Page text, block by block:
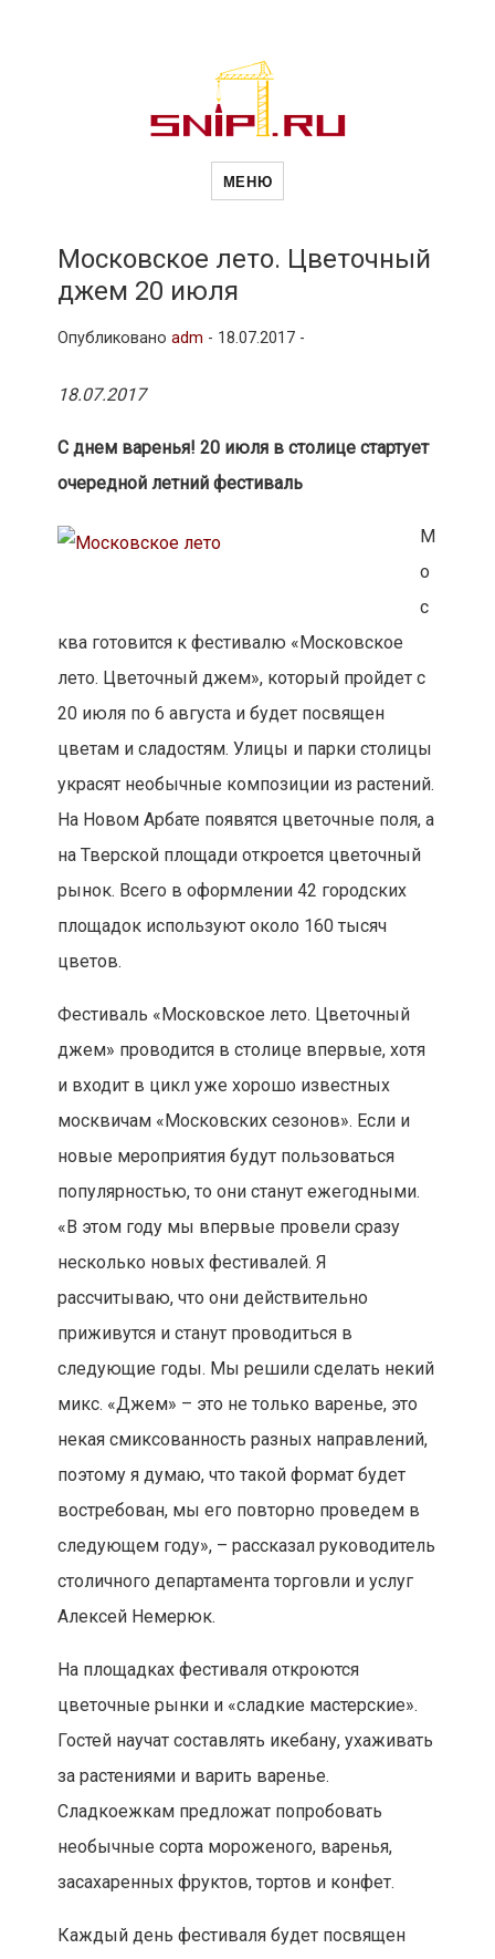
Новости
и
другие связанные со стройкой
рубрики
МЕНЮ
Московское лето. Цветочный
джем 20 июля
Опубликовано adm - 18.07.2017 -
18.07.2017
С днем варенья! 20 июля в столице стартует
очередной летний фестиваль
М
о
с
ква готовится к фестивалю «Московское
лето. Цветочный джем», который пройдет с
20 июля по 6 августа и будет посвящен
цветам и сладостям. Улицы и парки столицы
украсят необычные композиции из растений.
На Новом Арбате появятся цветочные поля, а
на Тверской площади откроется цветочный
рынок. Всего в оформлении 42 городских
площадок используют около 160 тысяч
цветов.
Фестиваль «Московское лето. Цветочный
джем» проводится в столице впервые, хотя
и входит в цикл уже хорошо известных
москвичам «Московских сезонов». Если и
новые мероприятия будут пользоваться
популярностью, то они станут ежегодными.
«В этом году мы впервые провели сразу
несколько новых фестивалей. Я
рассчитываю, что они действительно
приживутся и станут проводиться в
следующие годы. Мы решили сделать некий
микс. «Джем» – это не только варенье, это
некая смиксованность разных направлений,
поэтому я думаю, что такой формат будет
востребован, мы его повторно проведем в
следующем году», – рассказал руководитель
столичного департамента торговли и услуг
Алексей Немерюк.
На площадках фестиваля откроются
цветочные рынки и «сладкие мастерские».
Гостей научат составлять икебану, ухаживать
за растениями и варить варенье.
Сладкоежкам предложат попробовать
необычные сорта мороженого, варенья,
засахаренных фруктов, тортов и конфет.
Каждый день фестиваля будет посвящен